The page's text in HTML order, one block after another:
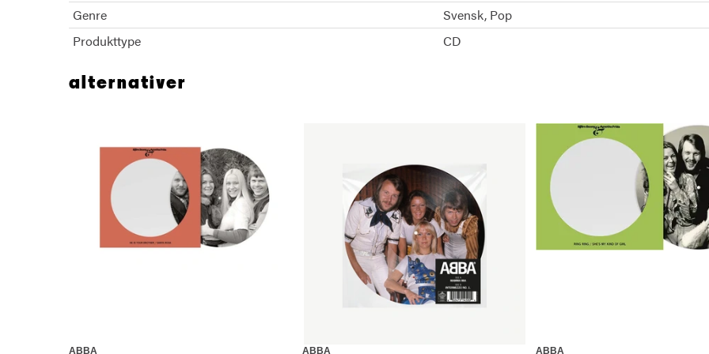
Genre Svensk Pop
Produkttype
CD
alternativer
ABBA ABBA ABBA